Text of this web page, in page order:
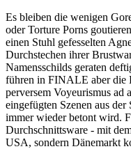
Es bleiben die wenigen
oder Torture Porns
einen Stuhl gefesselten
Durchstechen ihrer
Namensschilds geraten
führen in FINALE aber die
perversem Voyeurismus ad
eingefügten Szenen aus
immer wieder betont wird.
Durchschnittsware - mit
USA, sondern Dänemarkt